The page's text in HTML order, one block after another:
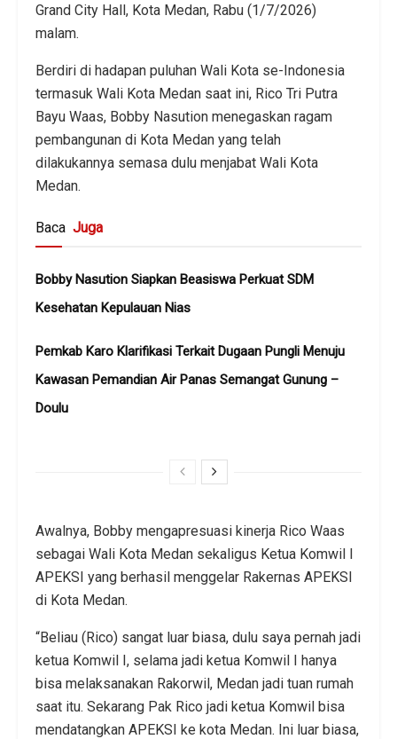
Grand City Hall, Kota Medan, Rabu (1/7/2026)
malam.
Berdiri di hadapan puluhan Wali Kota se-Indonesia
termasuk Wali Kota Medan saat ini, Rico Tri Putra
Bayu Waas, Bobby Nasution menegaskan ragam
pembangunan di Kota Medan yang telah
dilakukannya semasa dulu menjabat Wali Kota
Medan.
Baca Juga
Bobby Nasution Siapkan Beasiswa Perkuat SDM
Kesehatan Kepulauan Nias
Pemkab Karo Klarifikasi Terkait Dugaan Pungli Menuju
Kawasan Pemandian Air Panas Semangat Gunung –
Doulu ‎
Awalnya, Bobby mengapresuasi kinerja Rico Waas
sebagai Wali Kota Medan sekaligus Ketua Komwil I
APEKSI yang berhasil menggelar Rakernas APEKSI
di Kota Medan.
“Beliau (Rico) sangat luar biasa, dulu saya pernah jadi
ketua Komwil I, selama jadi ketua Komwil I hanya
bisa melaksanakan Rakorwil, Medan jadi tuan rumah
saat itu. Sekarang Pak Rico jadi ketua Komwil bisa
mendatangkan APEKSI ke kota Medan. Ini luar biasa,